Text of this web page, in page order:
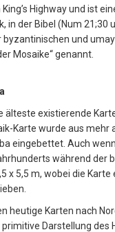
Highway und ist
in der Bibel (Num
und
Mosaike“ genannt.
existierende
Karte wurde aus
eingebettet. Auch
während der
x 5,5 m, wobei die
heutige Karten nach
Darstellung des